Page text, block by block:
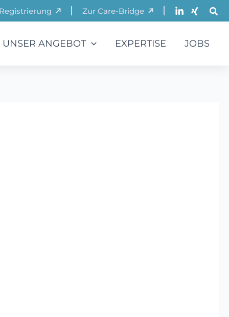
Zur Care-Bridge
UNSER ANGEBOT EXPERTISE JOBS